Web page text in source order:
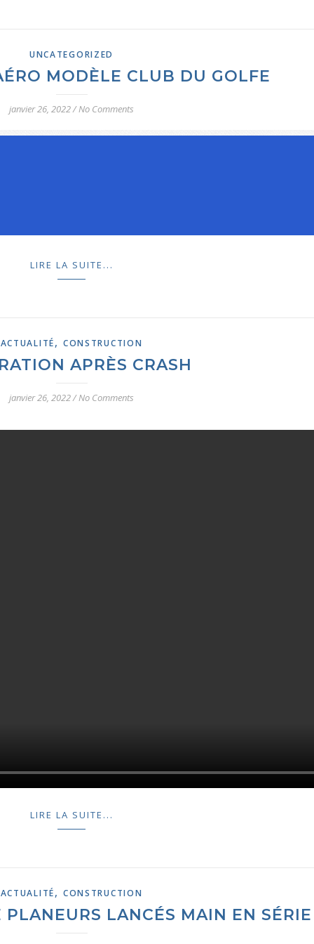
UNCATEGORIZED
MODÈLE CLUB DU GOLFE
janvier 26, 2022/No Comments
LIRE LA SUITE...
ACTUALITÉ, CONSTRUCTION
APRÈS CRASH
janvier 26, 2022/No Comments
LIRE LA SUITE...
ACTUALITÉ, CONSTRUCTION
LANCÉS MAIN EN SÉRIE